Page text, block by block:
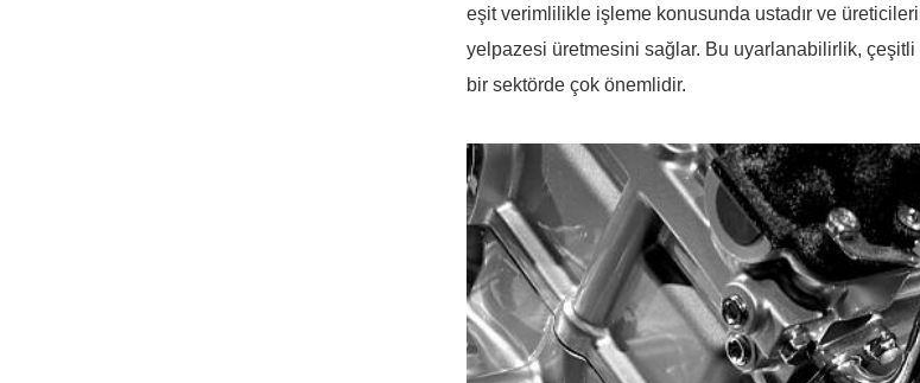
eşit verimlilikle işleme konusunda ustadır ve
yelpazesi üretmesini sağlar. Bu uyarlanabilirlik,
bir sektörde çok önemlidir.